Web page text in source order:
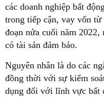
các doanh nghiệp bất
trong tiếp cận, vay vốn từ
đoạn nửa cuối năm
có tài sản đảm bảo.
Nguyên nhân là do các
đồng thời với sự kiểm
dụng đối với lĩnh vực bất